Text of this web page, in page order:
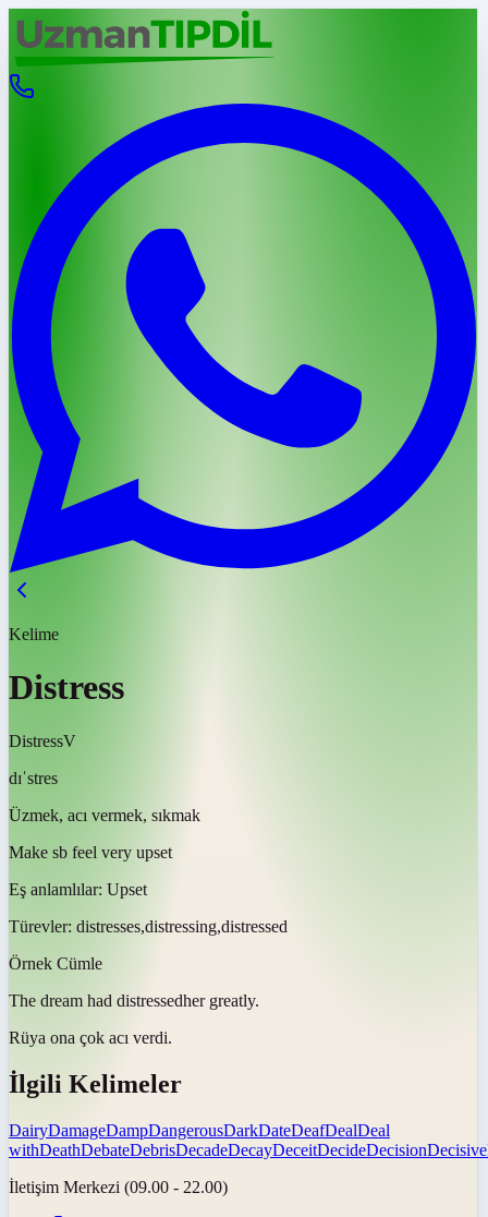
Kelime
Distress
DistressV
dɪˈstres
Üzmek, acı vermek, sıkmak
Make sb feel very upset
Eş anlamlılar: Upset
Türevler: distresses,distressing,distressed
Örnek Cümle
The dream had distressedher greatly.
Rüya ona çok acı verdi.
İlgili Kelimeler
DairyDamageDampDangerousDarkDateDeafDealDeal
withDeathDebateDebrisDecadeDecayDeceitDecideDecisionDecisive
İletişim Merkezi (09.00 - 22.00)